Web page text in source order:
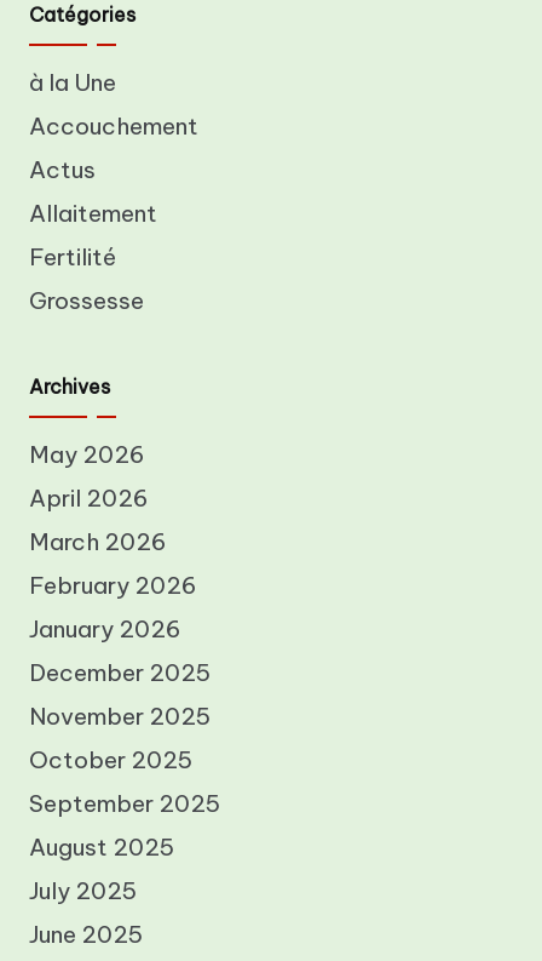
Catégories
à la Une
Accouchement
Actus
Allaitement
Fertilité
Grossesse
Archives
May 2026
April 2026
March 2026
February 2026
January 2026
December 2025
November 2025
October 2025
September 2025
August 2025
July 2025
June 2025